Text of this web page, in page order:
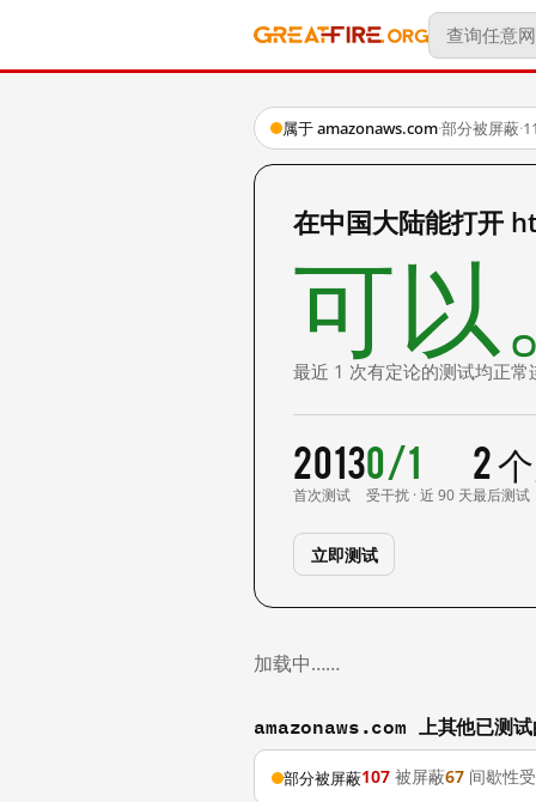
属于 amazonaws.com·部分被屏蔽·
在中国大陆能打开
可以
最近 1 次有定论的测试均正常
2013
首次测试
0/1
受干扰 · 近 90 天
2
最后测试
立即测试
加载中……
amazonaws.com 上其他已测
部分被屏蔽107 被屏蔽67 间歇性